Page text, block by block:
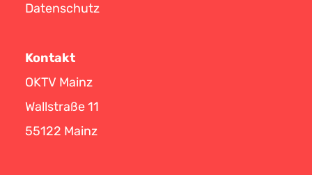
Datenschutz
Kontakt
OKTV Mainz
Wallstraße 11
55122 Mainz